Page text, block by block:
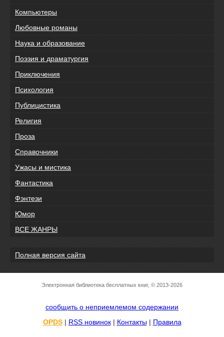
Компьютеры
Любовные романы
Наука и образование
Поэзия и драматургия
Приключения
Психология
Публицистика
Религия
Проза
Справочники
Ужасы и мистика
Фантастика
Фэнтези
Юмор
ВСЕ ЖАНРЫ
Полная версия сайта
Электронная библиотека бесплатных книг, © 2013-2026
сообщить о неприемлемом содержании
OPDS| RSS новинок| Контакты| Правила